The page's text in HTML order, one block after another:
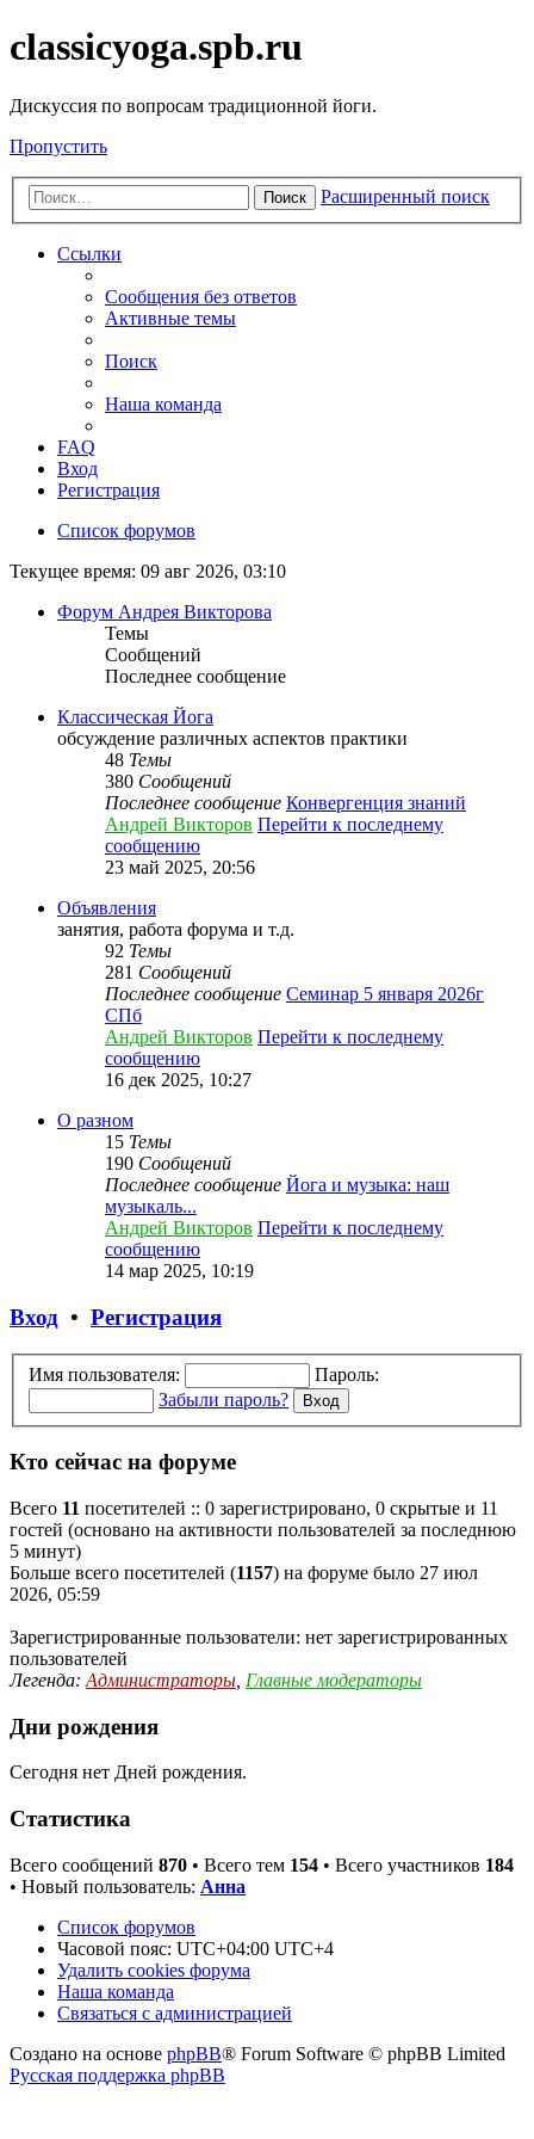
classicyoga.spb.ru
Дискуссия по вопросам традиционной йоги.
Пропустить
Поиск Расширенный поиск
Ссылки
Сообщения без ответов
Активные темы
Поиск
Наша команда
FAQ
Вход
Регистрация
Список форумов
Текущее время: 09 авг 2026, 03:10
Форум Андрея Викторова
Темы
Сообщений
Последнее сообщение
Классическая Йога
обсуждение различных аспектов практики
48 Темы
380 Сообщений
Последнее сообщение Конвергенция знаний
Андрей Викторов Перейти к последнему
сообщению
23 май 2025, 20:56
Объявления
занятия, работа форума и т.д.
92 Темы
281 Сообщений
Последнее сообщение Семинар 5 января 2026г
СПб
Андрей Викторов Перейти к последнему
сообщению
16 дек 2025, 10:27
О разном
15 Темы
190 Сообщений
Последнее сообщение Йога и музыка: наш
музыкаль...
Андрей Викторов Перейти к последнему
сообщению
14 мар 2025, 10:19
Вход • Регистрация
Имя пользователя:
Пароль:
Забыли пароль?
Кто сейчас на форуме
Всего 11 посетителей :: 0 зарегистрировано, 0 скрытые и 11
гостей (основано на активности пользователей за последнюю
5 минут)
Больше всего посетителей (1157) на форуме было 27 июл
2026, 05:59
Зарегистрированные пользователи: нет зарегистрированных
пользователей
Легенда: Администраторы Главные модераторы
Дни рождения
Сегодня нет Дней рождения.
Статистика
Всего сообщений 870 • Всего тем 154 • Всего участников 184
• Новый пользователь: Анна
Список форумов
Часовой пояс: UTC+04:00 UTC+4
Удалить cookies форума
Наша команда
Связаться с администрацией
Создано на основе phpBB® Forum Software © phpBB Limited
Русская поддержка phpBB